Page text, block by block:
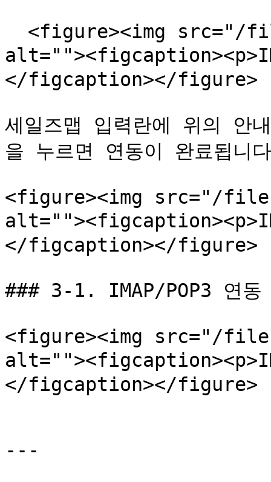
</figcaption></figure>
세일즈맵 입력란에 위의 안
을 누르면 연동이 완료됩니
<figure><img src="/
</figcaption></figure>
### 3-1. IMAP/POP3 연동
<figure><img src="/files/
</figcaption></figure>
---